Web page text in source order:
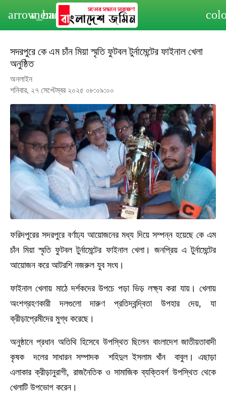
arrow_back
menu
সদরপুরে কে এম চাঁন মিয়া স্মৃতি ফুটবল টুর্নামেন্টের ফাইনাল খেলা
অনুষ্ঠিত
অনলাইন
শনিবার, ২৭ সেপ্টেম্বর ২০২৫ ০৮:০৯:০০
ফরিদপুরের সদরপুরে বর্ণাঢ্য আয়োজনের মধ্য দিয়ে সম্পন্ন হয়েছে কে এম
চাঁন মিয়া স্মৃতি ফুটবল টুর্নামেন্টের ফাইনাল খেলা। জনপ্রিয় এ টুর্নামেন্টের
আয়োজন করে আটরশি নজরুল যুব সংঘ।
ফাইনাল খেলায় মাঠে দর্শকদের উপচে পড়া ভিড় লক্ষ্য করা যায়। খেলায়
অংশগ্রহণকারী দলগুলো দারুণ প্রতিদ্বন্দ্বিতা উপহার দেয়, যা
ক্রীড়াপ্রেমীদের মুগ্ধ করেছে।
অনুষ্ঠানে প্রধান অতিথি হিসেবে উপস্থিত ছিলেন বাংলাদেশ জাতীয়তাবাদী
কৃষক দলের সাধারন সম্পাদক শহিদুল ইসলাম খাঁন বাবুল। এছাড়া
এলাকার ক্রীড়ানুরাগী, রাজনৈতিক ও সামাজিক ব্যক্তিবর্গ উপস্থিত থেকে
খেলাটি উপভোগ করেন।